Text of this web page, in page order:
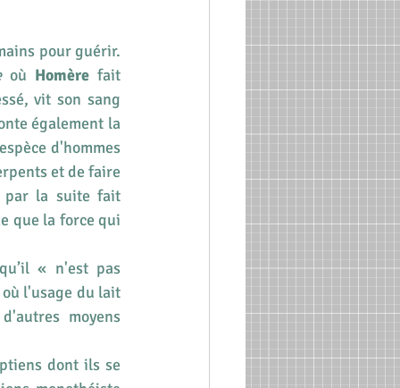
pour guérir.
où Homère fait
vit son sang
également la
d'hommes
et de faire
par la suite fait
que la force qui
« n'est pas
l'usage du lait
moyens
dont ils se